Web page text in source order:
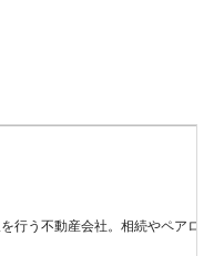
行う不動産会社。相続やペアロ